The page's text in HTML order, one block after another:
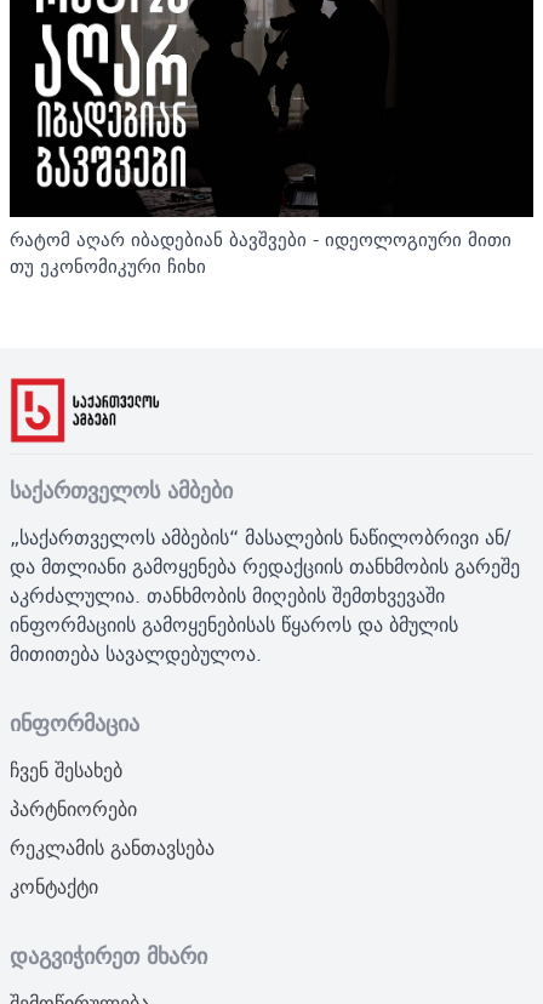
რატომ აღარ იბადებიან ბავშვები - იდეოლოგიური მითი
თუ ეკონომიკური ჩიხი
საქართველოს ამბები
„საქართველოს ამბების“ მასალების ნაწილობრივი ან/
და მთლიანი გამოყენება რედაქციის თანხმობის გარეშე
აკრძალულია. თანხმობის მიღების შემთხვევაში
ინფორმაციის გამოყენებისას წყაროს და ბმულის
მითითება სავალდებულოა.
ინფორმაცია
ჩვენ შესახებ
პარტნიორები
რეკლამის განთავსება
კონტაქტი
დაგვიჭირეთ მხარი